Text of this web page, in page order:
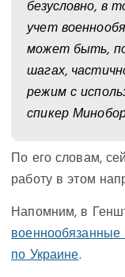
безусловно, в
учет
может быть,
шагах,
режим с
спикер
По его словам,
работу в этом
Напомним, в
военнообязанные
по Украине.